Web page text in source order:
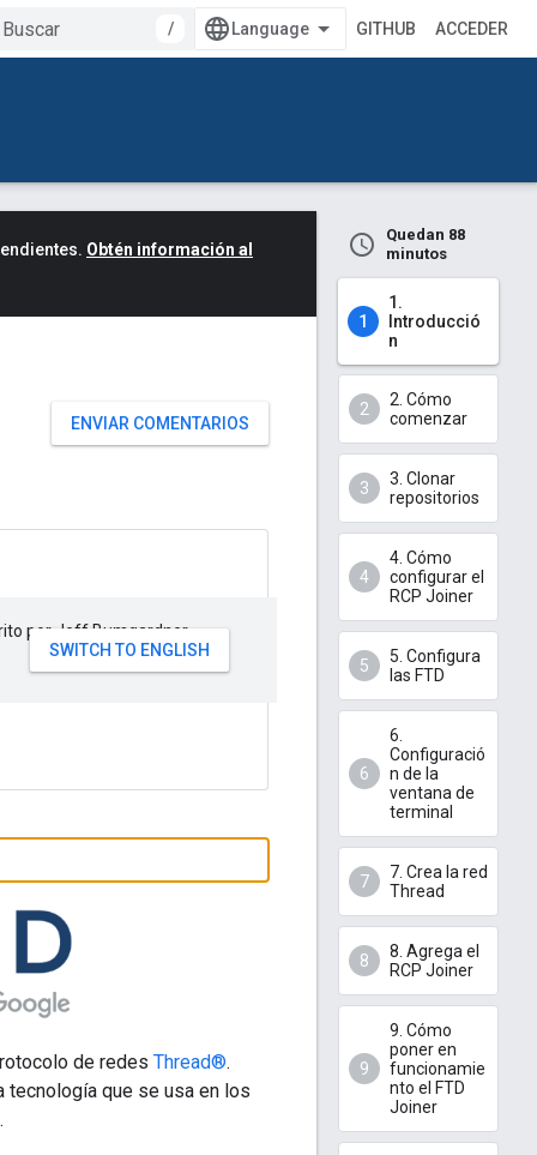
/ GITHUB ACCEDER
Quedan 88
minutos
1.
Introducció
n
2. Cómo
comenzar
3. Clonar
repositorios
4. Cómo
configurar el
RCP Joiner
5. Configura
las FTD
6.
Configuració
n de la
ventana de
terminal
7. Crea la red
Thread
8. Agrega el
RCP Joiner
9. Cómo
poner en
funcionamie
nto el FTD
Joiner
Obtén información al
ENVIAR COMENTARIOS
por Jeff Bumgardner
de redes Thread®.
tecnología que se usa en los